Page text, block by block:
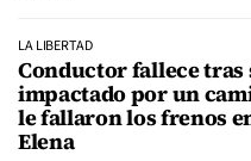
LA LIBERTAD
Conductor fallece tras
impactado por un
le fallaron los frenos
Elena